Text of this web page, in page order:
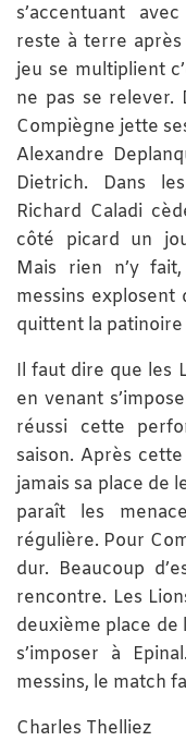
s’accentuant
reste à terre
jeu se multiplient
ne pas se relever.
Compiègne jette
Alexandre
Dietrich. Dans
Richard Caladi
côté picard un
Mais rien n’y
messins explosent
quittent la patinoire
Il faut dire que les
en venant
réussi cette
saison. Après
jamais sa place de
paraît les
régulière. Pour
dur. Beaucoup
rencontre. Les
deuxième place de
s’imposer à
messins, le match
Charles Thelliez